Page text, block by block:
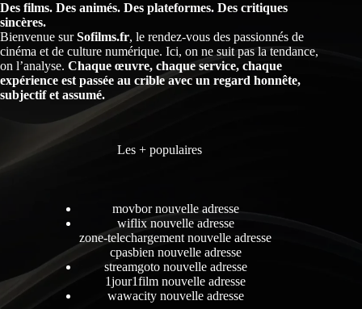
Des films. Des animés. Des plateformes. Des critiques
sincères.
Bienvenue surSofilms.fr, le rendez-vous des passionnés de
cinéma et de culture numérique. Ici, on ne suit pas la tendance,
on l’analyse. Chaque œuvre, chaque service, chaque
expérience est passée au crible avec un regard honnête,
subjectif et assumé.
Les + populaires
movbor nouvelle adresse
wiflix nouvelle adresse
zone-telechargement nouvelle adresse
cpasbien nouvelle adresse
streamgoto nouvelle adresse
1jour1film nouvelle adresse
wawacity nouvelle adresse